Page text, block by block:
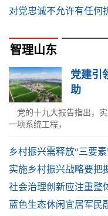
对党忠诚不允许有任何
智理山东
党建引
助
党的十九大报告指出，
一项系统工程，
乡村振兴需释放“三要素
实施乡村振兴战略要把
社会治理创新应注重整
蓝色生态休闲宜居军民